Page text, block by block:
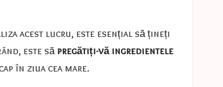
acest lucru, este esențial să țineți
este să pregătiți-vă ingredientele
în ziua cea mare.